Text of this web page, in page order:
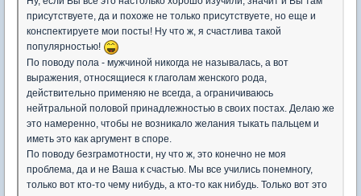
присутствуете, да и похоже не только присутствуете, но еще и
конспектируете мои посты! Ну что ж, я счастлива такой
популярностью!
По поводу пола - мужчиной никогда не называлась, а вот
выражения, относящиеся к глаголам женского рода,
действительно применяю не всегда, а ограничиваюсь
нейтральной половой принадлежностью в своих постах. Делаю же
это намеренно, чтобы не возникало желания тыкать пальцем и
иметь это как аргумент в споре.
По поводу безграмотности, ну что ж, это конечно не моя
проблема, да и не Ваша к счастью. Мы все учились понемногу,
только вот кто-то чему нибудь, а кто-то как нибудь. Только вот это